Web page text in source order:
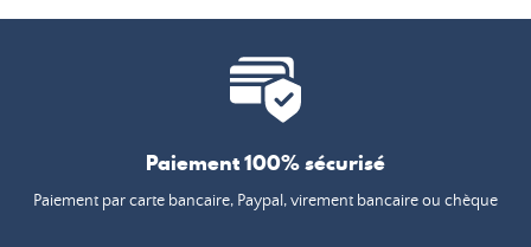
Paiement 100% sécurisé
Paiement par carte bancaire, Paypal, virement bancaire ou chèque